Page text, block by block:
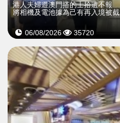
​港人夫婦遊澳門搭的士拾遺不報
將相機及電池據為己有再入境被截
06/08/2026 35720